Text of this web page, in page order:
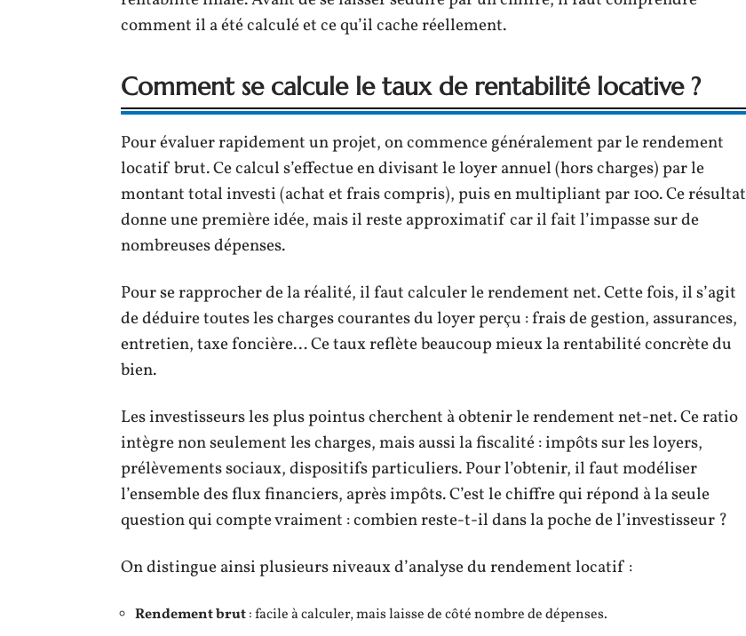
comment il a été calculé et ce qu’il cache réellement.
Comment se calcule le taux de rentabilité locative ?
Pour évaluer rapidement un projet, on commence généralement par le rendement
locatif brut. Ce calcul s’effectue en divisant le loyer annuel (hors charges) par le
montant total investi (achat et frais compris), puis en multipliant par 100. Ce résultat
donne une première idée, mais il reste approximatif car il fait l’impasse sur de
nombreuses dépenses.
Pour se rapprocher de la réalité, il faut calculer le rendement net. Cette fois, il s’agit
de déduire toutes les charges courantes du loyer perçu : frais de gestion, assurances,
entretien, taxe foncière… Ce taux reflète beaucoup mieux la rentabilité concrète du
bien.
Les investisseurs les plus pointus cherchent à obtenir le rendement net-net. Ce ratio
intègre non seulement les charges, mais aussi la fiscalité : impôts sur les loyers,
prélèvements sociaux, dispositifs particuliers. Pour l’obtenir, il faut modéliser
l’ensemble des flux financiers, après impôts. C’est le chiffre qui répond à la seule
question qui compte vraiment : combien reste-t-il dans la poche de l’investisseur ?
On distingue ainsi plusieurs niveaux d’analyse du rendement locatif :
Rendement brut: facile à calculer, mais laisse de côté nombre de dépenses.